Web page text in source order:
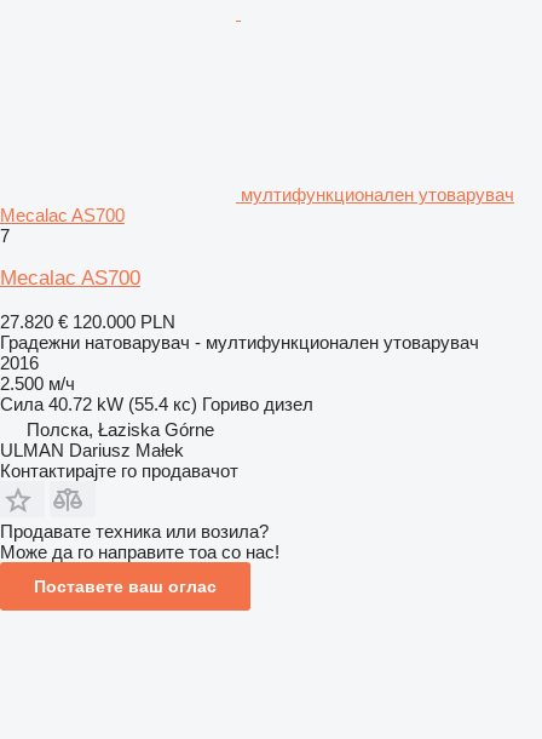
мултифункционален утоварувач
Mecalac AS700
7
Mecalac AS700
27.820 € 120.000 PLN
Градежни натоварувач - мултифункционален утоварувач
2016
2.500 м/ч
Сила 40.72 kW (55.4 кс) Гориво дизел
Полска, Łaziska Górne
ULMAN Dariusz Małek
Контактирајте го продавачот
Продавате техника или возила?
Може да го направите тоа со нас!
Поставете ваш оглас